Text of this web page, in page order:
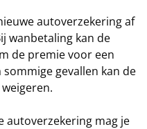
autoverzekering af
wanbetaling kan de
de premie voor een
gevallen kan de
autoverzekering mag je